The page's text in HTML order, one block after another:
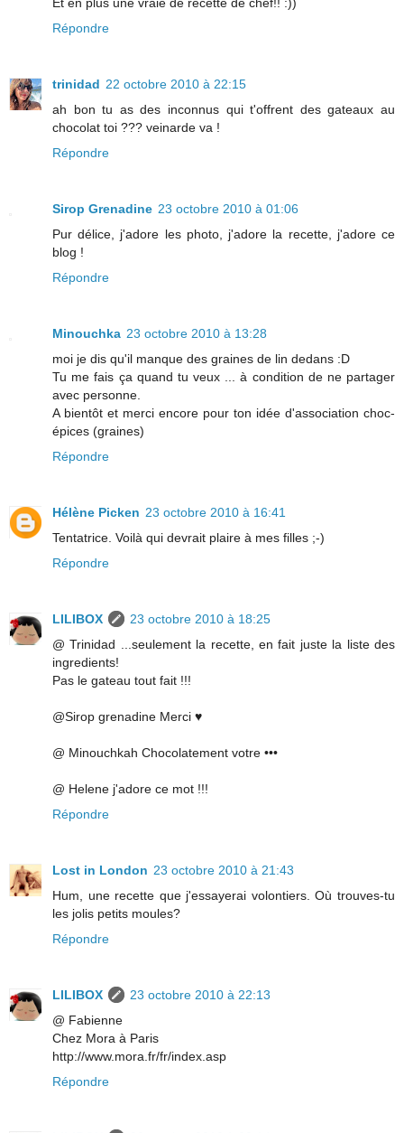
Répondre
trinidad 22 octobre 2010 à 22:15
ah bon tu as des inconnus qui t'offrent des gateaux au
chocolat toi ??? veinarde va !
Répondre
Sirop Grenadine 23 octobre 2010 à 01:06
Pur délice, j'adore les photo, j'adore la recette, j'adore ce
blog !
Répondre
Minouchka 23 octobre 2010 à 13:28
moi je dis qu'il manque des graines de lin dedans :D
Tu me fais ça quand tu veux ... à condition de ne partager
avec personne.
A bientôt et merci encore pour ton idée d'association choc-
épices (graines)
Répondre
Hélène Picken 23 octobre 2010 à 16:41
Tentatrice. Voilà qui devrait plaire à mes filles ;-)
Répondre
LILIBOX
23 octobre 2010 à 18:25
@ Trinidad ...seulement la recette, en fait juste la liste des
ingredients!
Pas le gateau tout fait !!!
@Sirop grenadine Merci ♥
@ Minouchkah Chocolatement votre •••
@ Helene j'adore ce mot !!!
Répondre
Lost in London 23 octobre 2010 à 21:43
Hum, une recette que j'essayerai volontiers. Où trouves-tu
les jolis petits moules?
Répondre
LILIBOX
23 octobre 2010 à 22:13
@ Fabienne
Chez Mora à Paris
http://www.mora.fr/fr/index.asp
Répondre